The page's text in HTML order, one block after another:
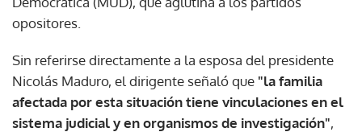
opositores.
Sin referirse directamente a la esposa del presidente
Nicolás Maduro, el dirigente señaló que "la familia
afectada por esta situación tiene vinculaciones en el
sistema judicial y en organismos de investigación",